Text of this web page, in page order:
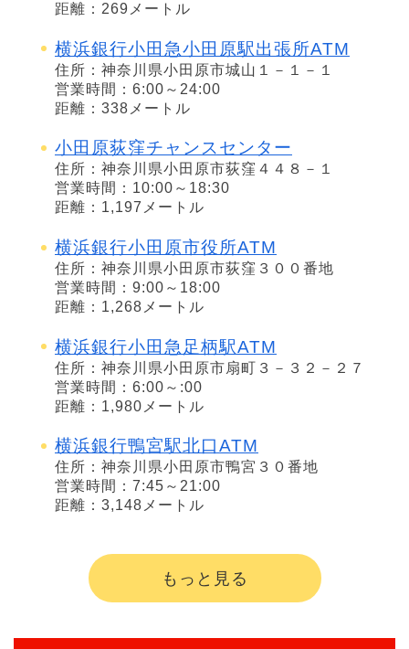
距離：269メートル
横浜銀行小田急小田原駅出張所ATM
住所：神奈川県小田原市城山１－１－１
営業時間：6:00～24:00
距離：338メートル
小田原荻窪チャンスセンター
住所：神奈川県小田原市荻窪４４８－１
営業時間：10:00～18:30
距離：1,197メートル
横浜銀行小田原市役所ATM
住所：神奈川県小田原市荻窪３００番地
営業時間：9:00～18:00
距離：1,268メートル
横浜銀行小田急足柄駅ATM
住所：神奈川県小田原市扇町３－３２－２７
営業時間：6:00～:00
距離：1,980メートル
横浜銀行鴨宮駅北口ATM
住所：神奈川県小田原市鴨宮３０番地
営業時間：7:45～21:00
距離：3,148メートル
もっと見る